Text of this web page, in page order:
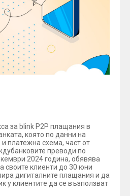
за blink P2P плащания в
която по данни на
платежна схема, част от
преводи по
2024 година, обявява
своите клиенти до 30 юни
дигиталните плащания и да
у клиентите да се възползват